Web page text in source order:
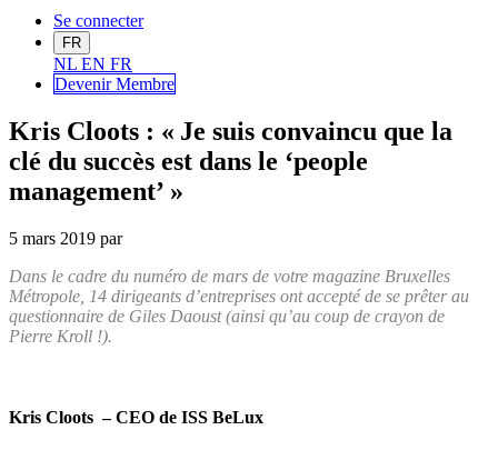
Se connecter
FR
NL EN FR
Devenir Membre
Kris Cloots : « Je suis convaincu que la
clé du succès est dans le ‘people
management’ »
5 mars 2019 par
Dans le cadre du numéro de mars de votre magazine Bruxelles
Métropole, 14 dirigeants d’entreprises ont accepté de se prêter au
questionnaire de Giles Daoust (ainsi qu’au coup de crayon de
Pierre Kroll !).
Kris Cloots –CEO de ISS BeLux